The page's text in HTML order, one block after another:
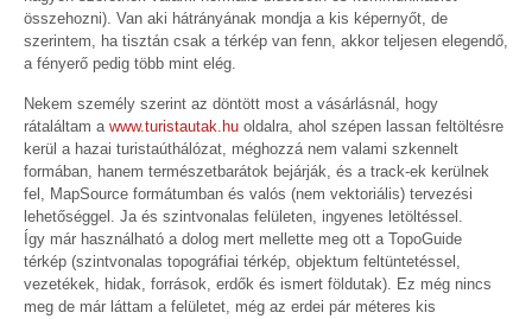
összehozni). Van aki hátrányának mondja a kis képernyőt, de
szerintem, ha tisztán csak a térkép van fenn, akkor teljesen elegendő,
a fényerő pedig több mint elég.
Nekem személy szerint az döntött most a vásárlásnál, hogy
rátaláltam a www.turistautak.hu oldalra, ahol szépen lassan feltöltésre
kerül a hazai turistaúthálózat, méghozzá nem valami szkennelt
formában, hanem természetbarátok bejárják, és a track-ek kerülnek
fel, MapSource formátumban és valós (nem vektoriális) tervezési
lehetőséggel. Ja és szintvonalas felületen, ingyenes letöltéssel.
Így már használható a dolog mert mellette meg ott a TopoGuide
térkép (szintvonalas topográfiai térkép, objektum feltüntetéssel,
vezetékek, hidak, források, erdők és ismert földutak). Ez még nincs
meg de már láttam a felületet, még az erdei pár méteres kis